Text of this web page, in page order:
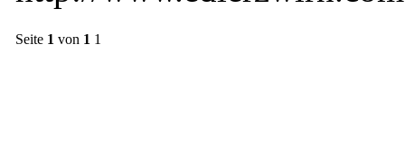
Seite 1 von 1 1